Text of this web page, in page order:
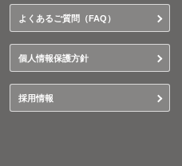
よくあるご質問（FAQ）
個人情報保護方針
採用情報